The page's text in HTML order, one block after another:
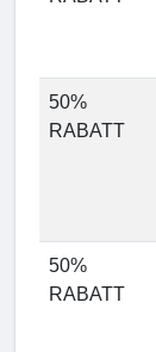
50%
RABATT
50%
RABATT